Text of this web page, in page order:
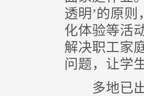
透明’的原
化体验等活
解决职工家
问题，让学
多地已出